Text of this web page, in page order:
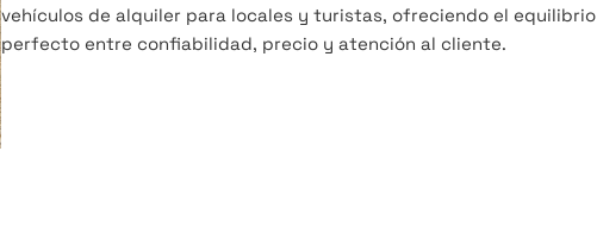
vehículos de alquiler para locales y turistas, ofreciendo el equilibrio
perfecto entre confiabilidad, precio y atención al cliente.